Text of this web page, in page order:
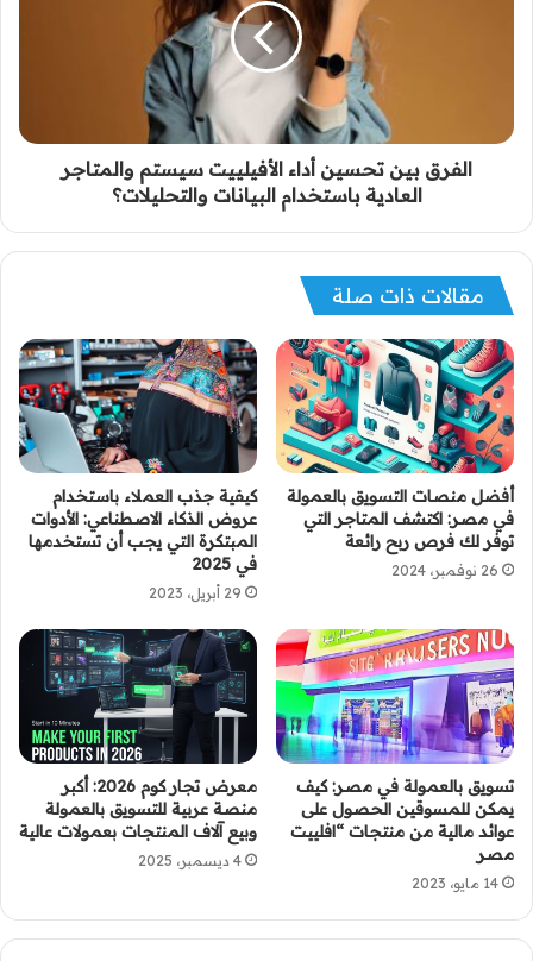
الفرق بين تحسين أداء الأفيلييت سيستم والمتاجر
العادية باستخدام البيانات والتحليلات؟
مقالات ذات صلة
أفضل منصات التسويق بالعمولة
في مصر: اكتشف المتاجر التي
توفر لك فرص ربح رائعة
26 نوفمبر، 2024
كيفية جذب العملاء باستخدام
عروض الذكاء الاصطناعي: الأدوات
المبتكرة التي يجب أن تستخدمها
في 2025
29 أبريل، 2023
تسويق بالعمولة في مصر: كيف
يمكن للمسوقين الحصول على
عوائد مالية من منتجات “افلييت
مصر
14 مايو، 2023
معرض تجار كوم 2026: أكبر
منصة عربية للتسويق بالعمولة
وبيع آلاف المنتجات بعمولات عالية
4 ديسمبر، 2025